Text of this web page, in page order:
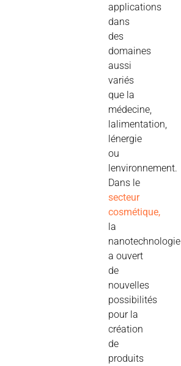
applications
dans
des
domaines
aussi
variés
que la
médecine,
lalimentation,
lénergie
ou
lenvironnement.
Dans le
secteur
cosmétique,
la
nanotechnologie
a ouvert
de
nouvelles
possibilités
pour la
création
de
produits